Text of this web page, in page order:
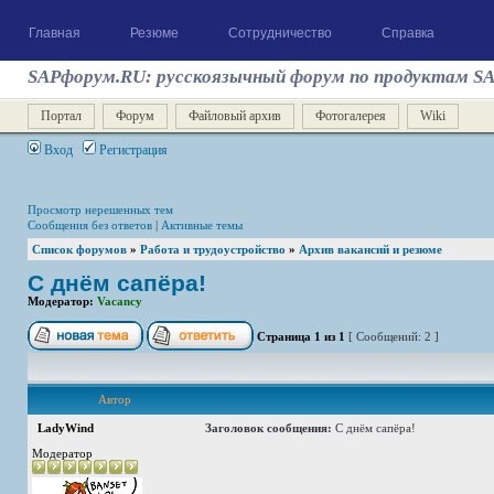
Главная Резюме Сотрудничество Справка
SAPфорум.RU: русскоязычный форум по продуктам
Портал Форум Файловый архив Фотогалерея Wiki
Вход Регистрация
Просмотр нерешенных тем
Сообщения без ответов | Активные темы
Список форумов » Работа и трудоустройство » Архив вакансий и резюме
С днём сапёра!
Модератор: Vacancy
Страница 1 из 1 [ Сообщений: 2 ]
Автор
LadyWind Заголовок сообщения: С днём сапёра!
Модератор